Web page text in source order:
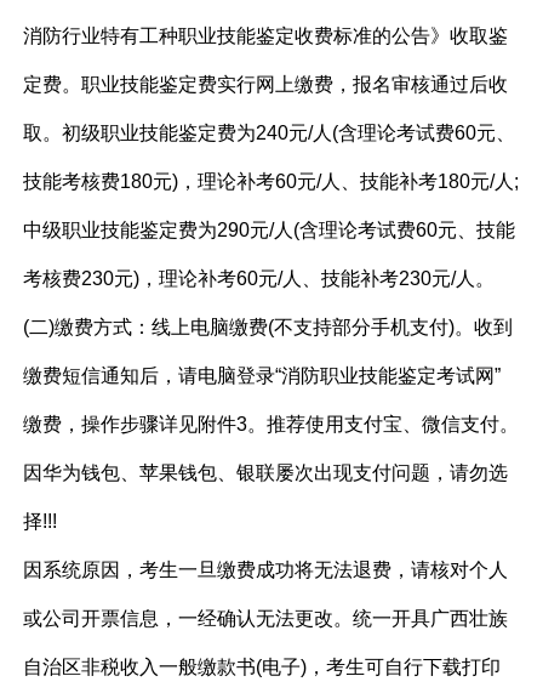
消防行业特有工种职业技能鉴定收费标准的公告》收取鉴
定费。职业技能鉴定费实行网上缴费，报名审核通过后收
取。初级职业技能鉴定费为240元/人(含理论考试费60元、
技能考核费180元)，理论补考60元/人、技能补考180元/人;
中级职业技能鉴定费为290元/人(含理论考试费60元、技能
考核费230元)，理论补考60元/人、技能补考230元/人。
(二)缴费方式：线上电脑缴费(不支持部分手机支付)。收到
缴费短信通知后，请电脑登录“消防职业技能鉴定考试网”
缴费，操作步骤详见附件3。推荐使用支付宝、微信支付。
因华为钱包、苹果钱包、银联屡次出现支付问题，请勿选
择!!!
因系统原因，考生一旦缴费成功将无法退费，请核对个人
或公司开票信息，一经确认无法更改。统一开具广西壮族
自治区非税收入一般缴款书(电子)，考生可自行下载打印